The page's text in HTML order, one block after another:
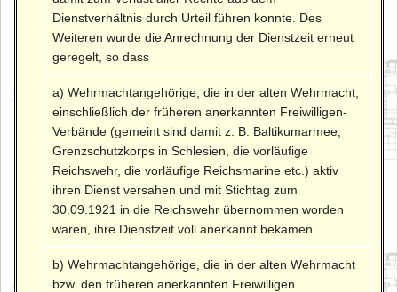
Dienstverhältnis durch Urteil führen konnte. Des
Weiteren wurde die Anrechnung der Dienstzeit erneut
geregelt, so dass
a) Wehrmachtangehörige, die in der alten Wehrmacht,
einschließlich der früheren anerkannten Freiwilligen-
Verbände (gemeint sind damit z. B. Baltikumarmee,
Grenzschutzkorps in Schlesien, die vorläufige
Reichswehr, die vorläufige Reichsmarine etc.) aktiv
ihren Dienst versahen und mit Stichtag zum
30.09.1921 in die Reichswehr übernommen worden
waren, ihre Dienstzeit voll anerkannt bekamen.
b) Wehrmachtangehörige, die in der alten Wehrmacht
bzw. den früheren anerkannten Freiwilligen